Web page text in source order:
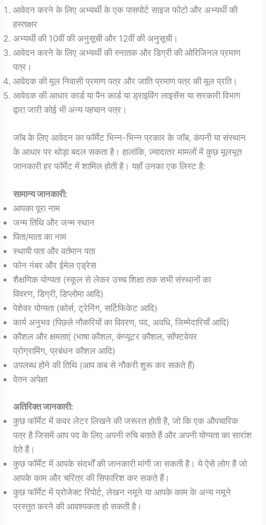
आवेदन करने के लिए अभ्यर्थी के एक पासपोर्ट साइज फोटो और अभ्यर्थी की
हस्ताक्षर
अभ्यर्थी की 10वीं की अनुसूची और 12वीं की अनुसूची।
आवेदन करने के लिए अभ्यर्थी की स्नातक और डिग्री की ओरिजिनल प्रमाण
पत्र।
आवेदक की मूल निवासी प्रमाण पत्र और जाति प्रमाण पत्र की मूल प्रति।
आवेदक की आधार कार्ड या पैन कार्ड या ड्राइविंग लाइसेंस या सरकारी विभाग
द्वारा जारी कोई भी अन्य पहचान पत्र।
जॉब के लिए आवेदन का फॉर्मेट भिन्न-भिन्न प्रकार के जॉब, कंपनी या संस्थान
के आधार पर थोड़ा बदल सकता है। हालांकि, ज़्यादातर मामलों में कुछ मूलभूत
जानकारी हर फॉर्मेट में शामिल होती है। यहाँ उनका एक लिस्ट है:
सामान्य जानकारी:
आपका पूरा नाम
जन्म तिथि और जन्म स्थान
पिता/माता का नाम
स्थायी पता और वर्तमान पता
फोन नंबर और ईमेल एड्रेस
शैक्षणिक योग्यता (स्कूल से लेकर उच्च शिक्षा तक सभी संस्थानों का
विवरण, डिग्री, डिप्लोमा आदि)
पेशेवर योग्यता (कोर्स, ट्रेनिंग, सर्टिफिकेट आदि)
कार्य अनुभव (पिछले नौकरियों का विवरण, पद, अवधि, जिम्मेदारियाँ आदि)
कौशल और क्षमताएं (भाषा कौशल, कंप्यूटर कौशल, सॉफ्टवेयर
प्रोग्रामिंग, प्रबंधन कौशल आदि)
उपलब्ध होने की तिथि (आप कब से नौकरी शुरू कर सकते हैं)
वेतन अपेक्षा
अतिरिक्त जानकारी:
कुछ फॉर्मेट में कवर लेटर लिखने की जरूरत होती है, जो कि एक औपचारिक
पत्र है जिसमें आप पद के लिए अपनी रुचि बताते हैं और अपनी योग्यता का सारांश
देते हैं।
कुछ फॉर्मेट में आपके संदर्भों की जानकारी मांगी जा सकती है। ये ऐसे लोग हैं जो
आपके काम और चरित्र की सिफारिश कर सकते हैं।
कुछ फॉर्मेट में प्रोजेक्ट रिपोर्ट, लेखन नमूने या आपके काम के अन्य नमूने
प्रस्तुत करने की आवश्यकता हो सकती है।